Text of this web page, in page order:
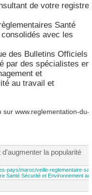
de votre registre
Santé
avec les
des Bulletins Officiels
par des spécialistes en
et
au travail et
www.reglementation-du-
d'augmenter la popularité